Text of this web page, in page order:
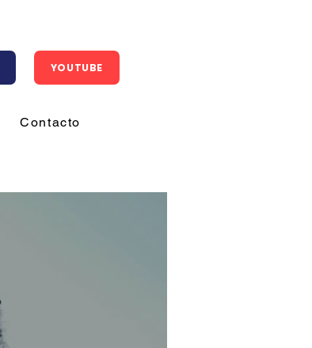
YOUTUBE
Contacto